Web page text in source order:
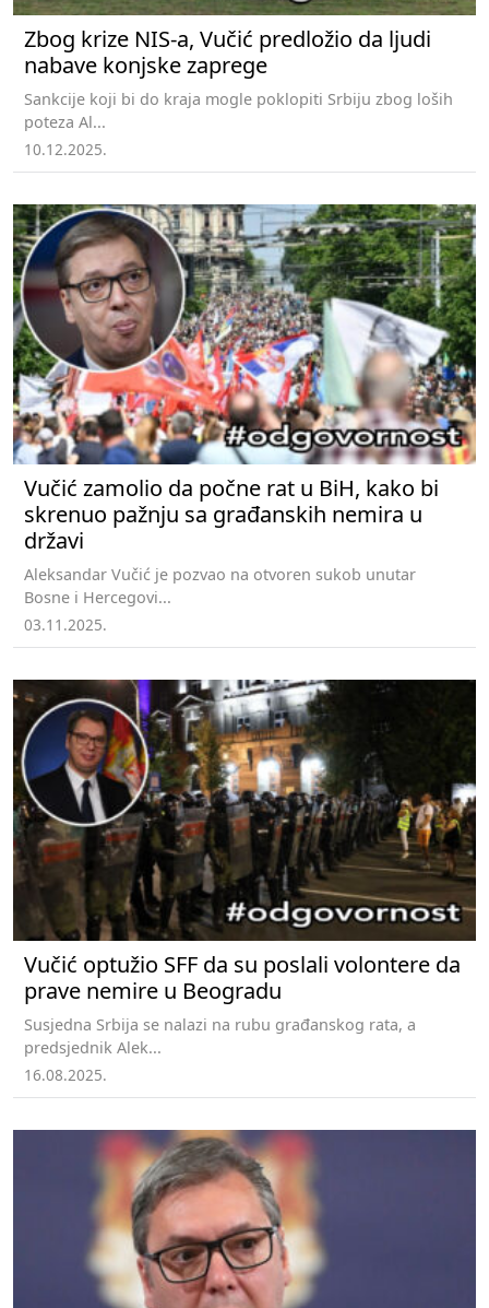
Zbog krize NIS-a, Vučić predložio da ljudi
nabave konjske zaprege
Sankcije koji bi do kraja mogle poklopiti Srbiju zbog loših
poteza Al...
10.12.2025.
Vučić zamolio da počne rat u BiH, kako bi
skrenuo pažnju sa građanskih nemira u
državi
Aleksandar Vučić je pozvao na otvoren sukob unutar
Bosne i Hercegovi...
03.11.2025.
Vučić optužio SFF da su poslali volontere da
prave nemire u Beogradu
Susjedna Srbija se nalazi na rubu građanskog rata, a
predsjednik Alek...
16.08.2025.